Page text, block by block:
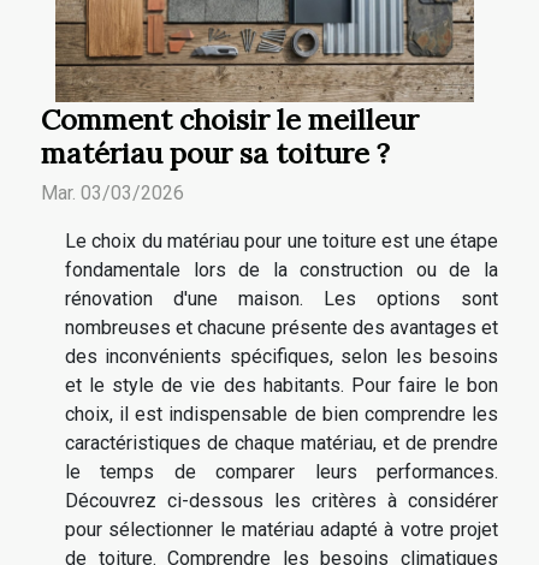
Comment choisir le meilleur
matériau pour sa toiture ?
Mar. 03/03/2026
Le choix du matériau pour une toiture est une étape
fondamentale lors de la construction ou de la
rénovation d'une maison. Les options sont
nombreuses et chacune présente des avantages et
des inconvénients spécifiques, selon les besoins
et le style de vie des habitants. Pour faire le bon
choix, il est indispensable de bien comprendre les
caractéristiques de chaque matériau, et de prendre
le temps de comparer leurs performances.
Découvrez ci-dessous les critères à considérer
pour sélectionner le matériau adapté à votre projet
de toiture. Comprendre les besoins climatiques